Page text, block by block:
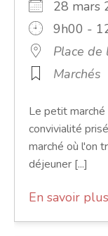
28
9h00 -
Place de
Marchés
Le petit
convivialité
marché où l'on
déjeuner [...]
En savoir plus